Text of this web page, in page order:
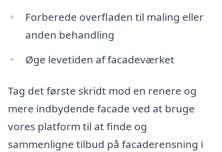
Forberede overfladen til maling eller
anden behandling
Øge levetiden af facadeværket
Tag det første skridt mod en renere og
mere indbydende facade ved at bruge
vores platform til at finde og
sammenligne tilbud på facaderensning i